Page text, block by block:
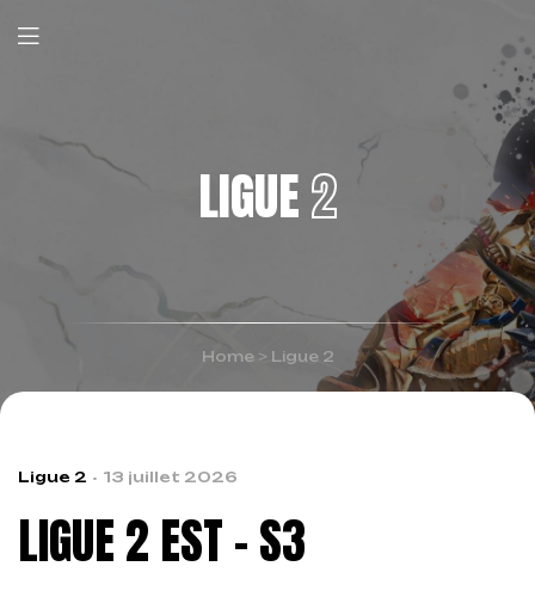
LIGUE2
Home> Ligue 2
Ligue 2 13 juillet 2026
LIGUE 2 EST – S3